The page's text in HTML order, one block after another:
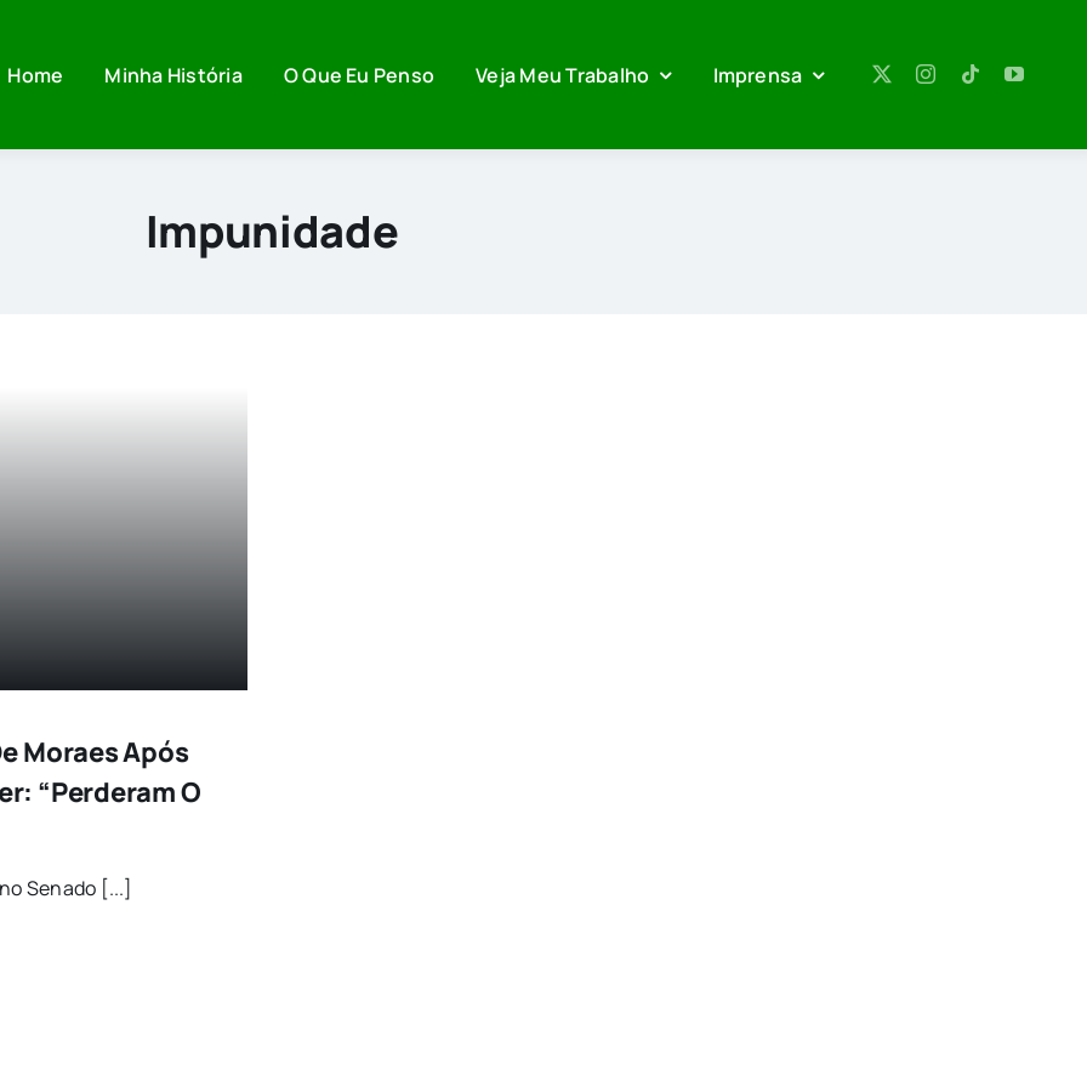
Home Minha História O Que Eu Penso Veja Meu Trabalho Imprensa
Impunidade
Moraes Após
“Perderam O
Senado [...]